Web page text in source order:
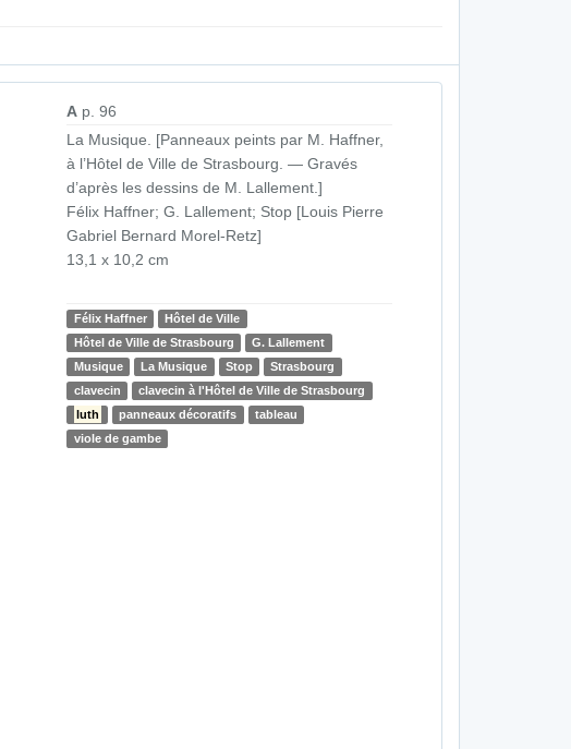
A p. 96
La Musique. [Panneaux peints par M. Haffner,
à l’Hôtel de Ville de Strasbourg. — Gravés
d’après les dessins de M. Lallement.]
Félix Haffner; G. Lallement; Stop [Louis Pierre
Gabriel Bernard Morel-Retz]
13,1 x 10,2 cm
Félix Haffner
Hôtel de Ville
Hôtel de Ville de Strasbourg
G. Lallement
Musique
La Musique Stop
Strasbourg
clavecin
clavecin à l'Hôtel de Ville de Strasbourg
luth
panneaux décoratifs
tableau
viole de gambe